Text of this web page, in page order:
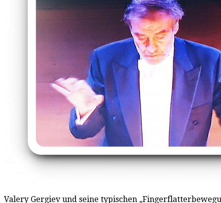
Valery Gergiev und seine typischen